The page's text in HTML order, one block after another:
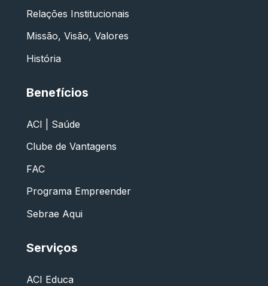
Relações Institucionais
Missão, Visão, Valores
História
Benefícios
ACI | Saúde
Clube de Vantagens
FAC
Programa Empreender
Sebrae Aqui
Serviços
ACI Educa